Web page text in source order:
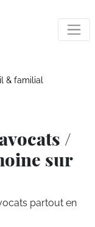
& familial
/
sur
partout en